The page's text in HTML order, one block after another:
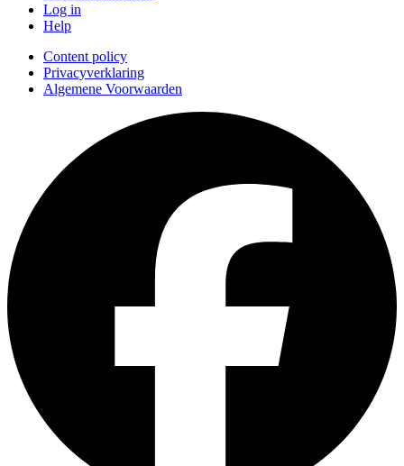
Log in
Help
Content policy
Privacyverklaring
Algemene Voorwaarden